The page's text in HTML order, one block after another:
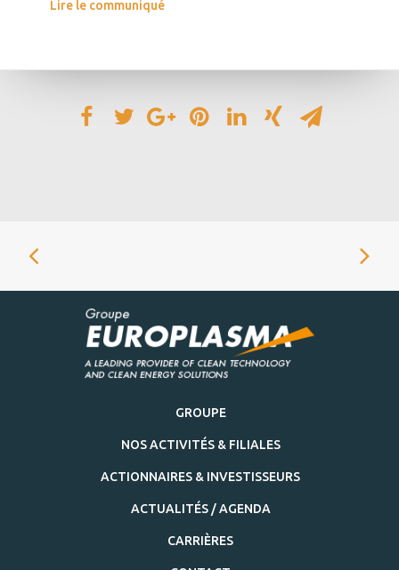
Lire le communiqué
GROUPE
NOS ACTIVITÉS & FILIALES
ACTIONNAIRES & INVESTISSEURS
ACTUALITÉS / AGENDA
CARRIÈRES